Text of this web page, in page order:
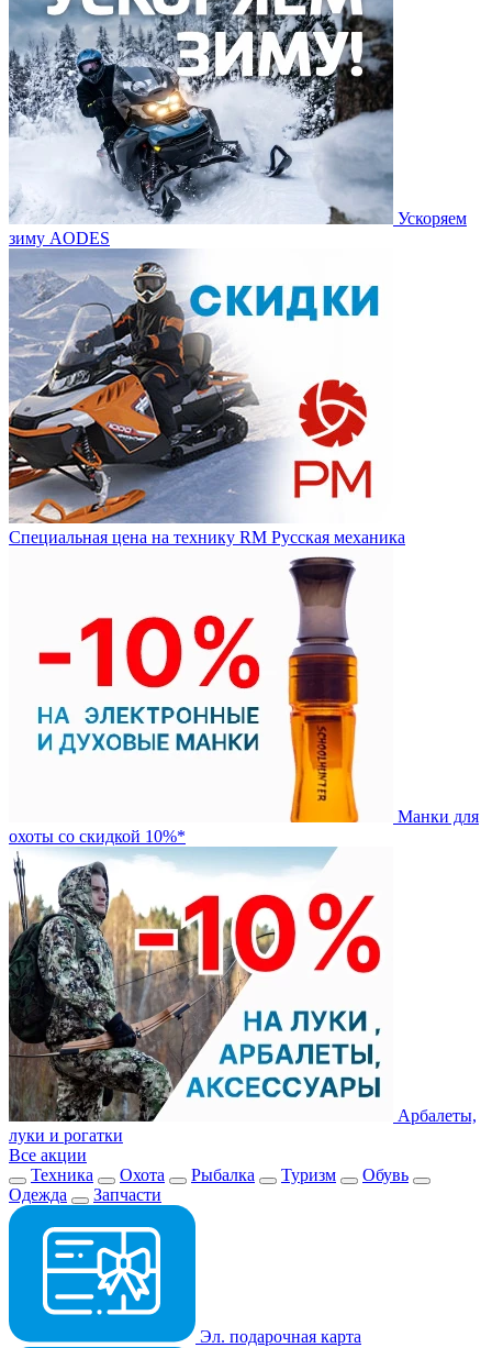
Ускоряем
зиму AODES
Специальная цена на технику RM Русская механика
Манки для
охоты со скидкой 10%*
Арбалеты,
луки и рогатки
Все акции
Техника
Охота Рыбалка Туризм
Обувь
Одежда
Запчасти
Эл. подарочная карта